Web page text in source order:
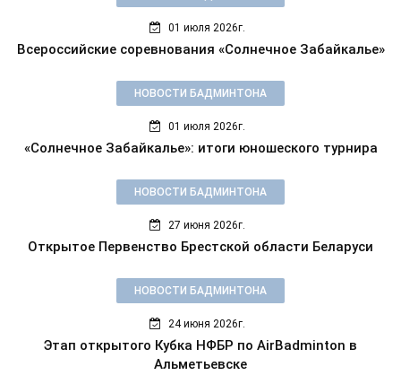
01 июля 2026г.
Всероссийские соревнования «Солнечное Забайкалье»
НОВОСТИ БАДМИНТОНА
01 июля 2026г.
«Солнечное Забайкалье»: итоги юношеского турнира
НОВОСТИ БАДМИНТОНА
27 июня 2026г.
Открытое Первенство Брестской области Беларуси
НОВОСТИ БАДМИНТОНА
24 июня 2026г.
Этап открытого Кубка НФБР по AirBadminton в
Альметьевске